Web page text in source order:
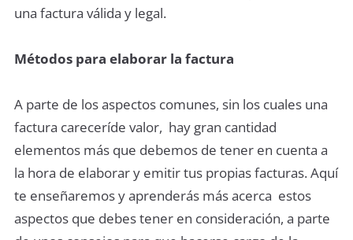
una factura válida y legal.
Métodos para elaborar la factura
A parte de los aspectos comunes, sin los cuales una
factura careceríde valor, hay gran cantidad
elementos más que debemos de tener en cuenta a
la hora de elaborar y emitir tus propias facturas. Aquí
te enseñaremos y aprenderás más acerca estos
aspectos que debes tener en consideración, a parte